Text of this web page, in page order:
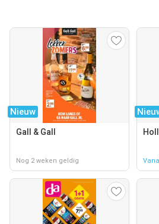
Nieuw
Gall & Gall
Nog 2 weken geldig